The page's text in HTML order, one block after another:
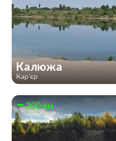
Калюжа
Кар'єр
200 км